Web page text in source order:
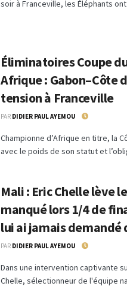
soir à Franceville, les Éléphants
Éliminatoires Coupe
Afrique : Gabon–Côte
tension à Franceville
PAR DIDIER PAUL AYEMOU
Championne d’Afrique en titre, la
avec le poids de son statut et
Mali : Eric Chelle lève
manqué lors 1/4 de
lui ai jamais demandé
PAR DIDIER PAUL AYEMOU
Dans une intervention captivante
Chelle, sélectionneur de l'équipe